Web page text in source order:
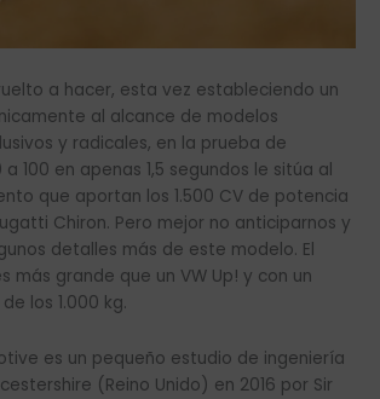
a hacer, esta vez estableciendo un
al alcance de modelos
y radicales, en la prueba de
100 en apenas 1,5 segundos le sitúa al
que aportan los 1.500 CV de potencia
Chiron. Pero mejor no anticiparnos y
detalles más de este modelo. El
más grande que un VW Up! y con un
los 1.000 kg.
es un pequeño estudio de ingeniería
(Reino Unido) en 2016 por Sir